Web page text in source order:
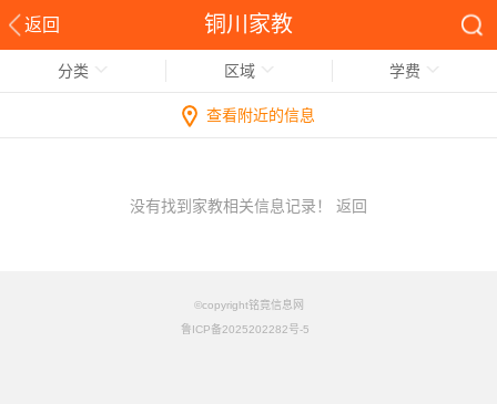
返回 铜川家教
分类 区域 学费
查看附近的信息
没有找到家教相关信息记录！ 返回
©copyright铭竟信息网
鲁ICP备2025202282号-5